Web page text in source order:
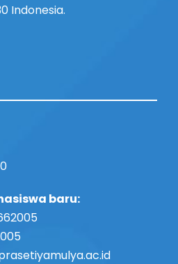
Indonesia.
baru: